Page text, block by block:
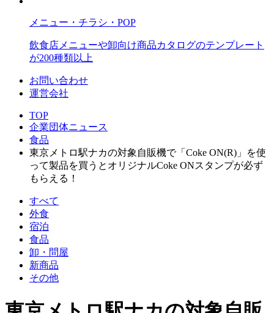
メニュー・チラシ・POP
飲食店メニューや卸向け商品カタログのテンプレート
が200種類以上
お問い合わせ
運営会社
TOP
企業団体ニュース
食品
東京メトロ駅ナカの対象自販機で「Coke ON(R)」を使
って製品を買うとオリジナルCoke ONスタンプが必ず
もらえる！
すべて
外食
宿泊
食品
卸・問屋
新商品
その他